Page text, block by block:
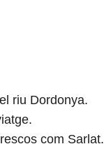
riu Dordonya.
com Sarlat.